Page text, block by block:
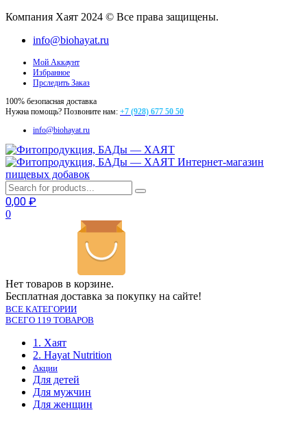
Компания Хаят 2024 © Все права защищены.
info@biohayat.ru
Мой Аккаунт
Избранное
Прследить Заказ
100% безопасная доставка
Нужна помощь? Позвоните нам: +7 (928) 677 50 50
info@biohayat.ru
Интернет-магазин
пищевых добавок
0,00 ₽
0
Нет товаров в корзине.
Бесплатная доставка за покупку на сайте!
ВСЕ КАТЕГОРИИ
ВСЕГО 119 ТОВАРОВ
1. Хаят
2. Hayat Nutrition
Акции
Для детей
Для мужчин
Для женщин